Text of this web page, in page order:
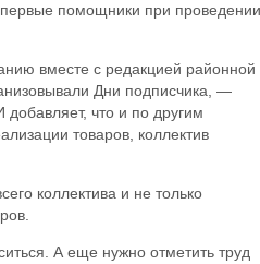
помощники при проведении
вместе с редакцией районной
Дни подписчика, —
что и по другим
товаров, коллектив
коллектива и не только
А еще нужно отметить труд